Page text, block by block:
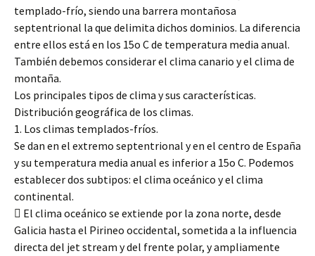
templado-frío, siendo una barrera montañosa
septentrional la que delimita dichos dominios. La diferencia
entre ellos está en los 15o C de temperatura media anual.
También debemos considerar el clima canario y el clima de
montaña.
Los principales tipos de clima y sus características.
Distribución geográfica de los climas.
1. Los climas templados-fríos.
Se dan en el extremo septentrional y en el centro de España
y su temperatura media anual es inferior a 15o C. Podemos
establecer dos subtipos: el clima oceánico y el clima
continental.
 El clima oceánico se extiende por la zona norte, desde
Galicia hasta el Pirineo occidental, sometida a la influencia
directa del jet stream y del frente polar, y ampliamente